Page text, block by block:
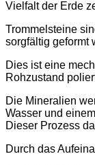
Vielfalt der Erde
Trommelsteine
sorgfältig geformt
Dies ist eine
Rohzustand
Die Mineralien
Wasser und
Dieser Prozess
Durch das